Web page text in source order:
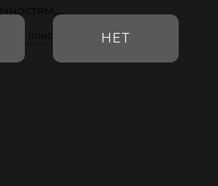
НЕТ
описание